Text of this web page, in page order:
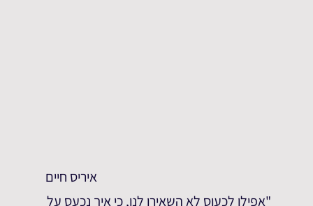
איריס חיים
"אפילו לכעוס לא השאירו לנו, כי איך נכעס על